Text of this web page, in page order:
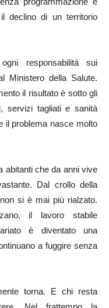
declino di un territorio
responsabilità sui
Ministero della Salute.
il risultato è sotto gli
servizi tagliati e sanità
il problema nasce molto
abitanti che da anni vive
Dal crollo della
si è mai più rialzato.
il lavoro stabile
è diventato una
a fuggire senza
torna. E chi resta